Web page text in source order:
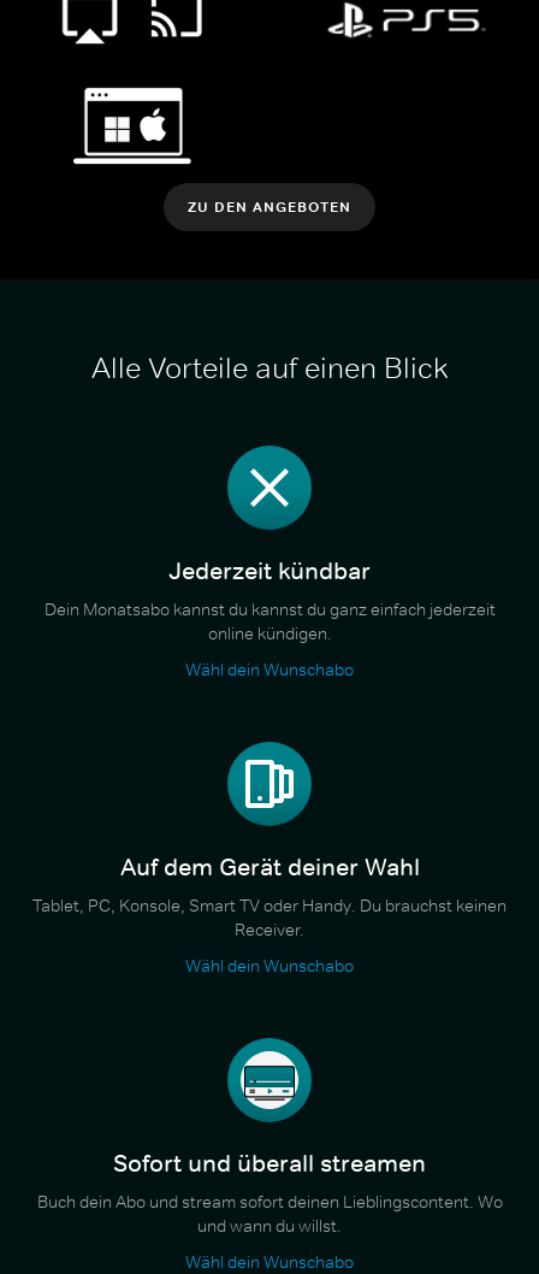
ZU DEN ANGEBOTEN
Alle Vorteile auf einen Blick
Jederzeit kündbar
Dein Monatsabo kannst du kannst du ganz einfach jederzeit
online kündigen.
Wähl dein Wunschabo
Auf dem Gerät deiner Wahl
Tablet, PC, Konsole, Smart TV oder Handy. Du brauchst keinen
Receiver.
Wähl dein Wunschabo
Sofort und überall streamen
Buch dein Abo und stream sofort deinen Lieblingscontent. Wo
und wann du willst.
Wähl dein Wunschabo